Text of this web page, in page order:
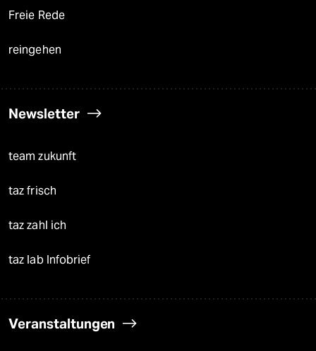
Freie Rede
reingehen
Newsletter
team zukunft
taz frisch
taz zahl ich
taz lab Infobrief
Veranstaltungen